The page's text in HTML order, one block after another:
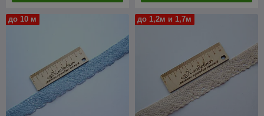
до 10 м до 1,2м и 1,7м